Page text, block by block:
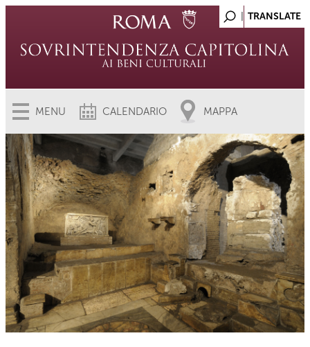
MENU CALENDARIO MAPPA